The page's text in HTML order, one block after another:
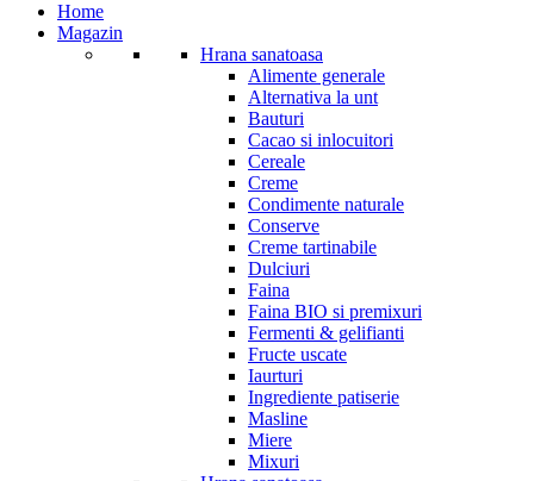
Home
Magazin
Hrana sanatoasa
Alimente generale
Alternativa la unt
Bauturi
Cacao si inlocuitori
Cereale
Creme
Condimente naturale
Conserve
Creme tartinabile
Dulciuri
Faina
Faina BIO si premixuri
Fermenti & gelifianti
Fructe uscate
Iaurturi
Ingrediente patiserie
Masline
Miere
Mixuri